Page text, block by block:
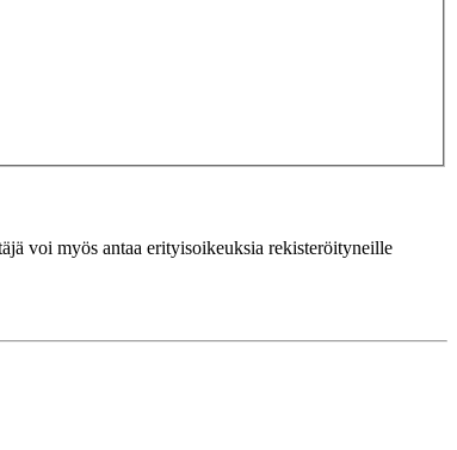
voi myös antaa erityisoikeuksia rekisteröityneille